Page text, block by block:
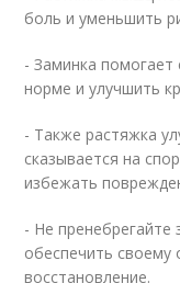
боль и уменьшить
- Заминка помогает
норме и улучшить
- Также растяжка
сказывается на
избежать
- Не пренебрегайте
обеспечить своему
восстановление.